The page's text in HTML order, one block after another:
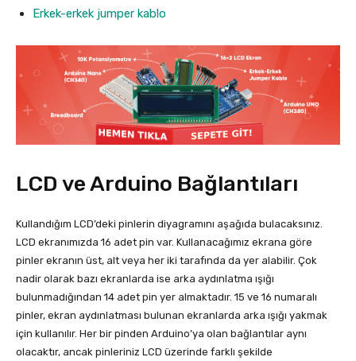
Erkek-erkek jumper kablo
LCD ve Arduino Bağlantıları
Kullandığım LCD’deki pinlerin diyagramını aşağıda bulacaksınız.
LCD ekranımızda 16 adet pin var. Kullanacağımız ekrana göre
pinler ekranın üst, alt veya her iki tarafında da yer alabilir. Çok
nadir olarak bazı ekranlarda ise arka aydınlatma ışığı
bulunmadığından 14 adet pin yer almaktadır. 15 ve 16 numaralı
pinler, ekran aydınlatması bulunan ekranlarda arka ışığı yakmak
için kullanılır. Her bir pinden Arduino’ya olan bağlantılar aynı
olacaktır, ancak pinleriniz LCD üzerinde farklı şekilde